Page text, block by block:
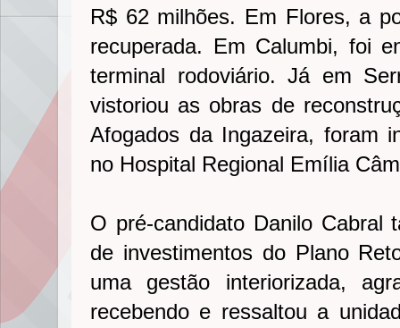
R$ 62 milhões. Em Flores, a
recuperada. Em Calumbi, foi
terminal rodoviário. Já em
vistoriou as obras de
Afogados da Ingazeira, foram
no Hospital Regional Emília
O pré-candidato Danilo Cabral
de investimentos do Plano
uma gestão interiorizada,
recebendo e ressaltou a